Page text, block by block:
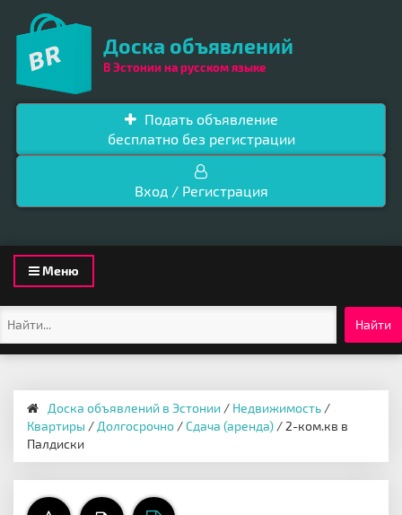
Доска объявлений
В Эстонии на русском языке
Подать объявление
бесплатно без регистрации
Вход / Регистрация
Toggle
navigation
Меню
Найти
Доска объявлений в Эстонии / Недвижимость /
Квартиры / Долгосрочно /Сдача (аренда) / 2-ком.кв в
Палдиски